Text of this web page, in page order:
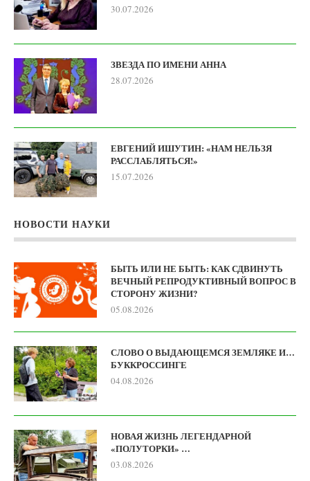
30.07.2026
ЗВЕЗДА ПО ИМЕНИ АННА
28.07.2026
ЕВГЕНИЙ ИШУТИН: «НАМ НЕЛЬЗЯ
РАССЛАБЛЯТЬСЯ!»
15.07.2026
НОВОСТИ НАУКИ
БЫТЬ ИЛИ НЕ БЫТЬ: КАК СДВИНУТЬ
ВЕЧНЫЙ РЕПРОДУКТИВНЫЙ ВОПРОС В
СТОРОНУ ЖИЗНИ?
05.08.2026
СЛОВО О ВЫДАЮЩЕМСЯ ЗЕМЛЯКЕ И…
БУККРОССИНГЕ
04.08.2026
НОВАЯ ЖИЗНЬ ЛЕГЕНДАРНОЙ
«ПОЛУТОРКИ» …
03.08.2026